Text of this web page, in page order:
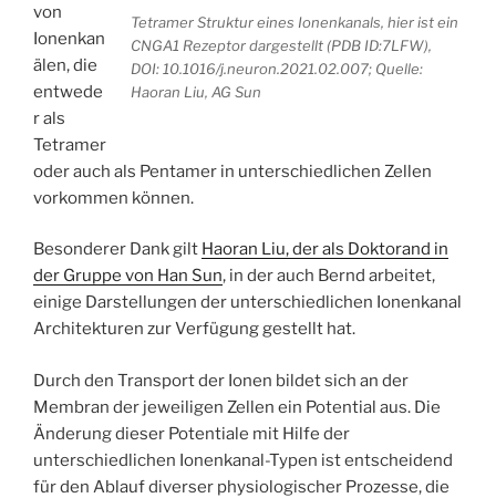
Tetramer Struktur eines Ionenkanals, hier ist ein
CNGA1 Rezeptor dargestellt (PDB ID:7LFW),
DOI: 10.1016/j.neuron.2021.02.007; Quelle:
Haoran Liu, AG Sun
von
Ionenkan
älen, die
entwede
r als
Tetramer
oder auch als Pentamer in unterschiedlichen Zellen
vorkommen können.
Besonderer Dank gilt Haoran Liu, der als Doktorand in
der Gruppe von Han Sun, in der auch Bernd arbeitet,
einige Darstellungen der unterschiedlichen Ionenkanal
Architekturen zur Verfügung gestellt hat.
Durch den Transport der Ionen bildet sich an der
Membran der jeweiligen Zellen ein Potential aus. Die
Änderung dieser Potentiale mit Hilfe der
unterschiedlichen Ionenkanal-Typen ist entscheidend
für den Ablauf diverser physiologischer Prozesse, die